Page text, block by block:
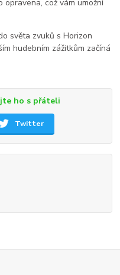
což vám umožní
světa zvuků s Horizon
hudebním zážitkům začíná
ho s přáteli
Twitter